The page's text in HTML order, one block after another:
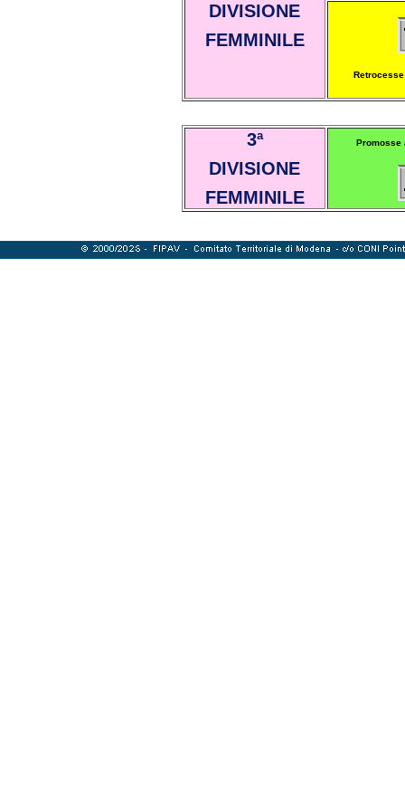
DIVISIONE
FEMMINILE
3ª
DIVISIONE
FEMMINILE
Promosse